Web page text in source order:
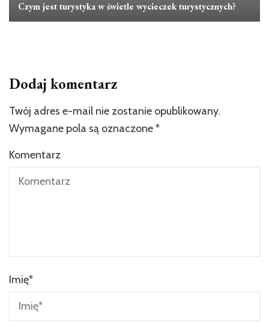
Czym jest turystyka w świetle wycieczek turystycznych?
Dodaj komentarz
Twój adres e-mail nie zostanie opublikowany.
Wymagane pola są oznaczone*
Komentarz
Imię*